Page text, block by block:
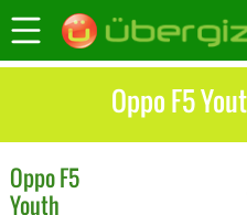
Oppo F5
OppoF5
Youth